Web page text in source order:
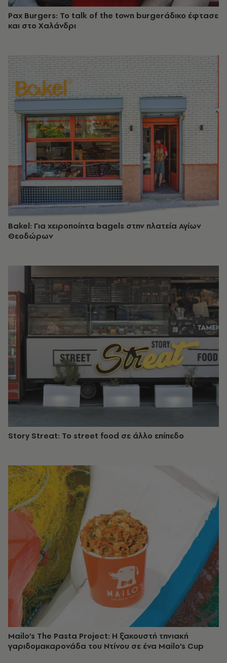
Pax Burgers: Το talk of the town burgerάδικο έφτασε
και στο Χαλάνδρι
Bakel: Για χειροποίητα bagels στην πλατεία Αγίων
Θεοδώρων
Story Streat: To street food σε άλλο επίπεδο
Mailo’s The Pasta Project: Η ξακουστή τηνιακή
γαριδομακαρονάδα του Ντίνου σε ένα Mailo’s Cup